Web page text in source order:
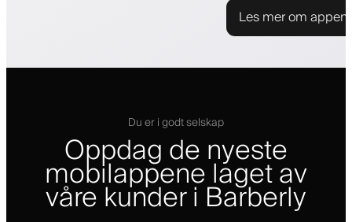
Les mer om appen
Du er i godt selskap
Oppdag de nyeste
mobilappene laget av
våre kunder i Barberly